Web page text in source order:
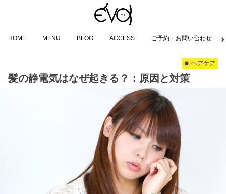
HOME MENU BLOG ACCESS ご予約・お問い合わせ
ヘアケア
髪の静電気はなぜ起きる？：原因と対策